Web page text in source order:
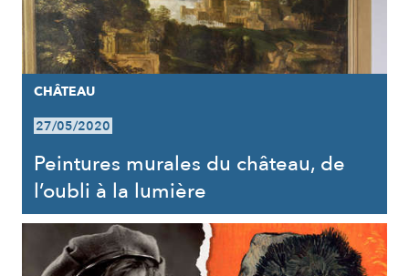
CHÂTEAU
27/05/2020
Peintures murales du château, de
l’oubli à la lumière